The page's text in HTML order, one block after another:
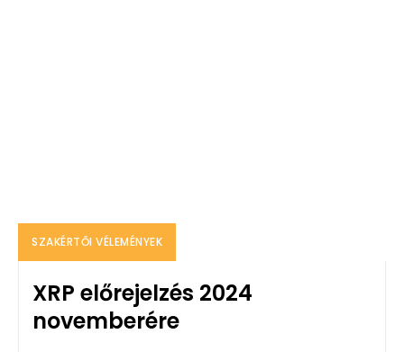
SZAKÉRTŐI VÉLEMÉNYEK
XRP előrejelzés 2024
novemberére